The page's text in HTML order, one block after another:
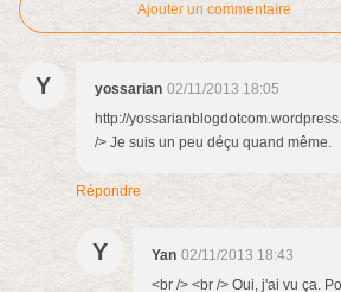
Ajouter un commentaire
Y yossarian 02/11/2013 18:05
http://
/> Je suis un peu déçu quand même.
Répondre
Y Yan 02/11/2013 18:43
<br /> <br /> Oui, j'ai vu ça.